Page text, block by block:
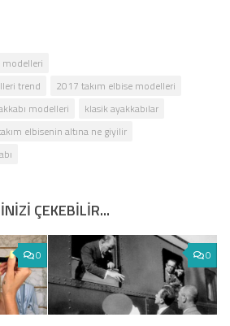
trend
2017 takım elbise modelleri
modelleri
klasik ayakkabılar
elbisenin altına ne giyilir
ÇEKEBILIR...
0 0